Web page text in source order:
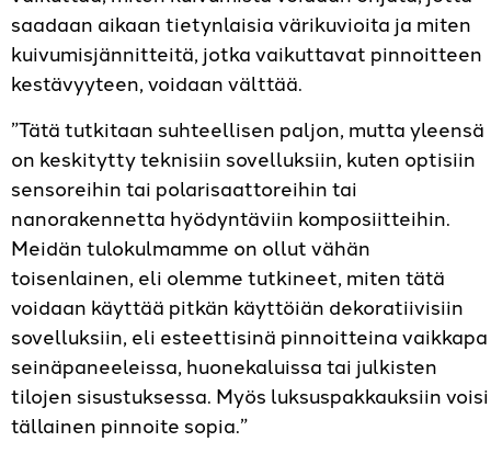
saadaan aikaan tietynlaisia värikuvioita ja miten
kuivumisjännitteitä, jotka vaikuttavat pinnoitteen
kestävyyteen, voidaan välttää.
”Tätä tutkitaan suhteellisen paljon, mutta yleensä
on keskitytty teknisiin sovelluksiin, kuten optisiin
sensoreihin tai polarisaattoreihin tai
nanorakennetta hyödyntäviin komposiitteihin.
Meidän tulokulmamme on ollut vähän
toisenlainen, eli olemme tutkineet, miten tätä
voidaan käyttää pitkän käyttöiän dekoratiivisiin
sovelluksiin, eli esteettisinä pinnoitteina vaikkapa
seinäpaneeleissa, huonekaluissa tai julkisten
tilojen sisustuksessa. Myös luksuspakkauksiin voisi
tällainen pinnoite sopia.”